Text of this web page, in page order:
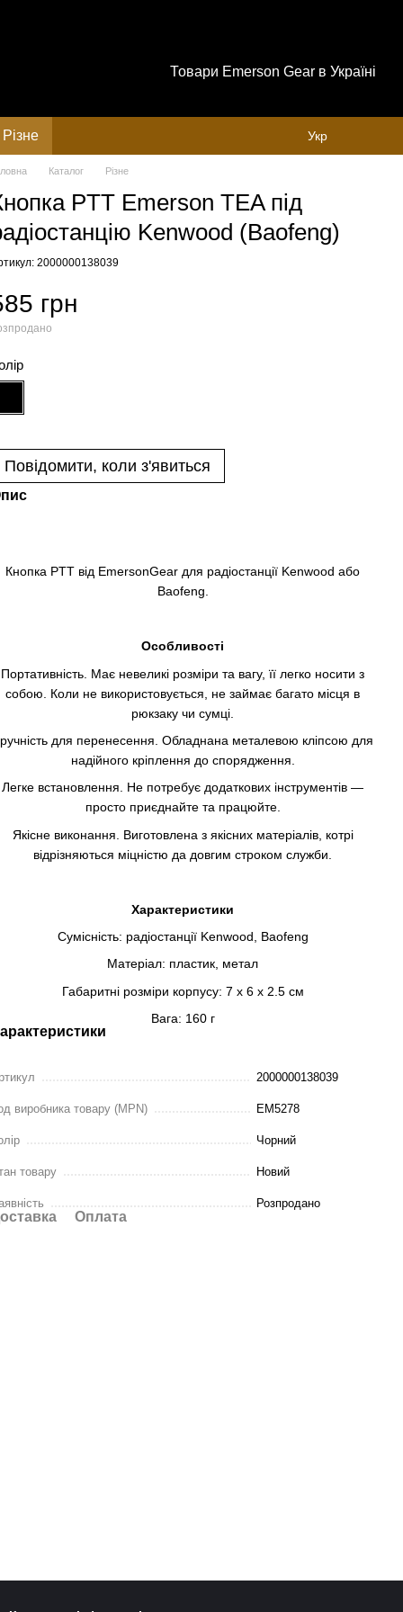
Товари Emerson Gear в Україні
Різне Укр
Каталог Різне
PTT Emerson TEA під
Kenwood (Baofeng)
2000000138039
грн
Повідомити, коли з'явиться
Кнопка PTT від EmersonGear для радіостанції Kenwood або
Baofeng.
Особливості
Портативність. Має невеликі розміри та вагу, її легко носити з
собою. Коли не використовується, не займає багато місця в
рюкзаку чи сумці.
для перенесення. Обладнана металевою кліпсою для
надійного кріплення до спорядження.
Легке встановлення. Не потребує додаткових інструментів —
просто приєднайте та працюйте.
Якісне виконання. Виготовлена з якісних матеріалів, котрі
відрізняються міцністю да довгим строком служби.
Характеристики
Сумісність: радіостанції Kenwood, Baofeng
Матеріал: пластик, метал
Габаритні розміри корпусу: 7 х 6 х 2.5 см
Вага: 160 г
2000000138039
виробника товару (MPN) EM5278
Чорний
товару Новий
Розпродано
Оплата